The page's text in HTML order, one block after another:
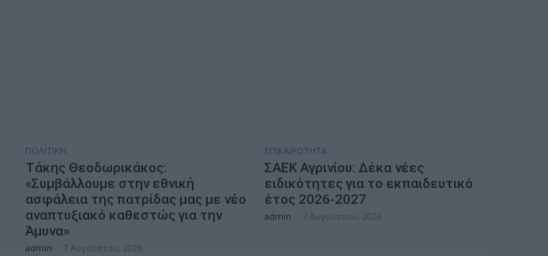
ΠΟΛΙΤΙΚΗ
Τάκης Θεοδωρικάκος:
«Συμβάλλουμε στην εθνική
ασφάλεια της πατρίδας μας με νέο
αναπτυξιακό καθεστώς για την
Άμυνα»
admin 7 Αυγούστου, 2026
ΕΠΙΚΑΙΡΟΤΗΤΑ
ΣΑΕΚ Αγρινίου: Δέκα νέες
ειδικότητες για το εκπαιδευτικό
έτος 2026-2027
admin 7 Αυγούστου, 2026